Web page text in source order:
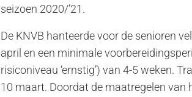
seizoen 2020/’21.
De KNVB hanteerde voor de senioren
april en een minimale
risiconiveau ‘ernstig’) van 4-5 weken.
10 maart. Doordat de maatregelen van